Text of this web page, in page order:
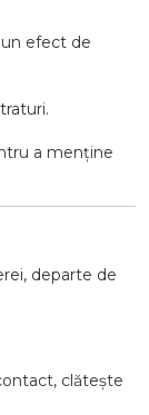
efect de
a menține
departe de
clătește